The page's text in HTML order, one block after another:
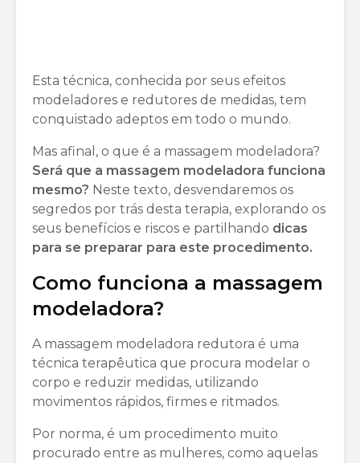
Esta técnica, conhecida por seus efeitos
modeladores e redutores de medidas, tem
conquistado adeptos em todo o mundo.
Mas afinal, o que é a massagem modeladora?
Será que a massagem modeladora funciona
mesmo? Neste texto, desvendaremos os
segredos por trás desta terapia, explorando os
seus benefícios e riscos e partilhando dicas
para se preparar para este procedimento.
Como funciona a massagem
modeladora?
A massagem modeladora redutora é uma
técnica terapêutica que procura modelar o
corpo e reduzir medidas, utilizando
movimentos rápidos, firmes e ritmados.
Por norma, é um procedimento muito
procurado entre as mulheres, como aquelas